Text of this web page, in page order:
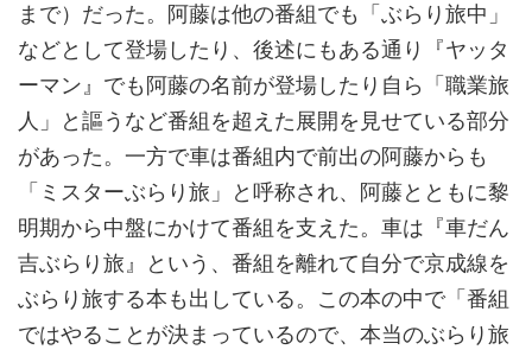
まで）だった。阿藤は他の番組でも「ぶらり旅中」
などとして登場したり、後述にもある通り『ヤッタ
ーマン』でも阿藤の名前が登場したり自ら「職業旅
人」と謳うなど番組を超えた展開を見せている部分
があった。一方で車は番組内で前出の阿藤からも
「ミスターぶらり旅」と呼称され、阿藤とともに黎
明期から中盤にかけて番組を支えた。車は『車だん
吉ぶらり旅』という、番組を離れて自分で京成線を
ぶらり旅する本も出している。この本の中で「番組
ではやることが決まっているので、本当のぶらり旅